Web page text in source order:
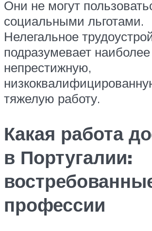
Они не могут
социальными льготами.
Нелегальное
подразумевает наиболее
непрестижную,
тяжелую работу.
Какая работа
в Португалии:
профессии